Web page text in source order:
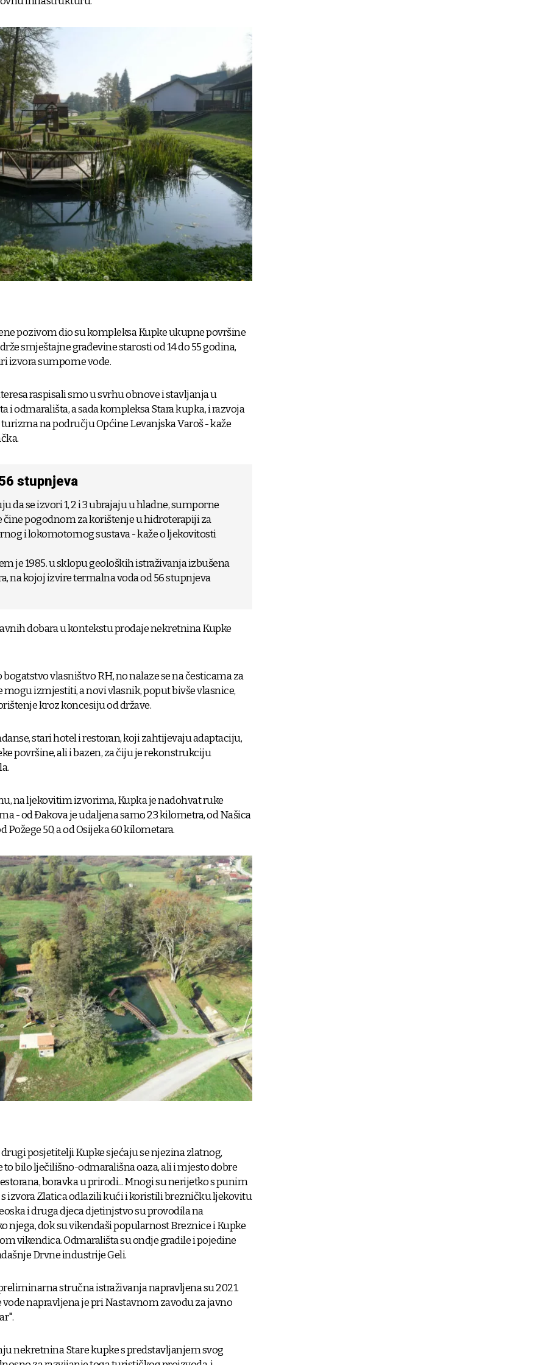
pozivom dio su kompleksa Kupke ukupne površine
smještajne građevine starosti od 14 do 55 godina,
izvora sumporne vode.
raspisali smo u svrhu obnove i stavljanja u
odmarališta, a sada kompleksa Stara kupka, i razvoja
na području Općine Levanjska Varoš - kaže
stupnjeva
da se izvori 1, 2 i 3 ubrajaju u hladne, sumporne
čine pogodnom za korištenje u hidroterapiji za
i lokomotornog sustava - kaže o ljekovitosti
je 1985. u sklopu geoloških istraživanja izbušena
na kojoj izvire termalna voda od 56 stupnjeva
dobara u kontekstu prodaje nekretnina Kupke
vlasništvo RH, no nalaze se na česticama za
mogu izmjestiti, a novi vlasnik, poput bivše vlasnice,
kroz koncesiju od države.
stari hotel i restoran, koji zahtijevaju adaptaciju,
površine,ali i bazen, za čiju je rekonstrukciju
na ljekovitim izvorima, Kupka je nadohvat ruke
- od Đakova je udaljena samo 23 kilometra, od Našica
Požege 50, a od Osijeka 60 kilometara.
posjetitelji Kupke sjećaju se njezina zlatnog,
to bilo lječilišno-odmarališna oaza, ali i mjesto dobre
boravka u prirodi... Mnogi su nerijetko s punim
izvora Zlatica odlazili kući i koristili brezničku ljekovitu
i druga djeca djetinjstvo su provodila na
njega, dok su vikendaši popularnost Breznice i Kupke
vikendica. Odmarališta su ondje gradile i pojedine
Drvne industrije Geli.
stručna istraživanja napravljena su 2021.
napravljena je pri Nastavnom zavodu za javno
nekretnina Stare kupke s predstavljanjem svog